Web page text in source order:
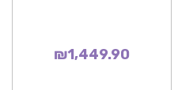
₪1,449.90